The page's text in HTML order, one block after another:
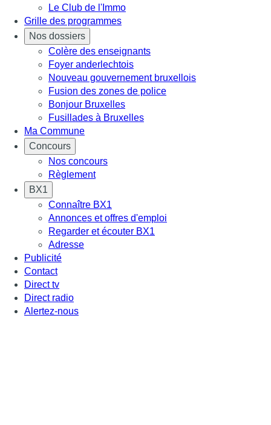
Le Club de l'Immo
Grille des programmes
Nos dossiers
Colère des enseignants
Foyer anderlechtois
Nouveau gouvernement bruxellois
Fusion des zones de police
Bonjour Bruxelles
Fusillades à Bruxelles
Ma Commune
Concours
Nos concours
Règlement
BX1
Connaître BX1
Annonces et offres d'emploi
Regarder et écouter BX1
Adresse
Publicité
Contact
Direct tv
Direct radio
Alertez-nous